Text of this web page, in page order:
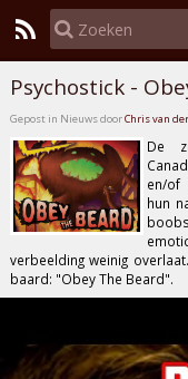
Psychostick -
Gepost in Nieuws doorChris van
De
en/of
hun
verbeelding weinig
baard: "Obey The Beard".